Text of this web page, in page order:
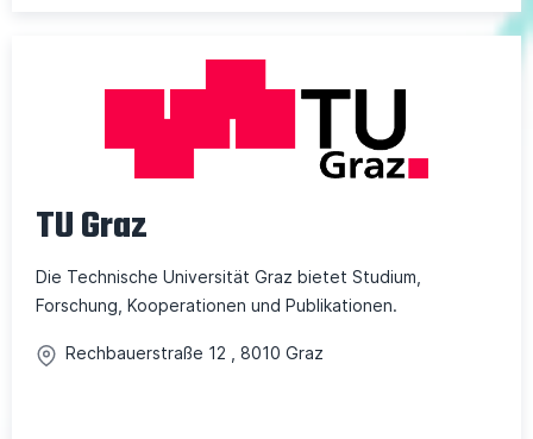
TU Graz
Die Technische Universität Graz bietet Studium,
Forschung, Kooperationen und Publikationen.
Rechbauerstraße 12 8010 Graz